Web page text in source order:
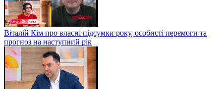
Віталій Кім про власні підсумки року, особисті перемоги та
прогноз на наступний рік